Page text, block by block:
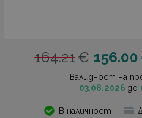
164.21€ 156.00
Валидност на
03.08.2026 до
В наличност